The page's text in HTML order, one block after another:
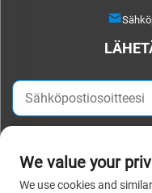
We value your
We use cookies and